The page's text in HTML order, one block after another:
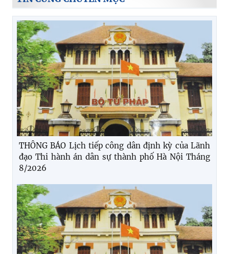
THÔNG BÁO Lịch tiếp công dân định kỳ của Lãnh
đạo Thi hành án dân sự thành phố Hà Nội Tháng
8/2026